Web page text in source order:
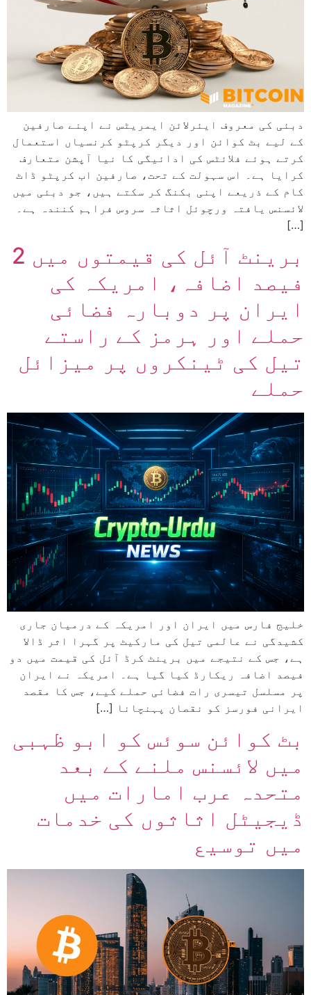
دبئی کی معروف ایئرلائن ایمریٹس نے اپنے صارفین
کے لیے بٹ کوائن اور دیگر کرپٹو کرنسیاں استعمال
کرتے ہوئے فلائٹس کی ادائیگی کا نیا آپشن متعارف
کرایا ہے۔ اس سہولت کے تحت، صارفین اب کرپٹو ڈاٹ
کام کے ذریعے اپنی بکنگ کر سکتے ہیں، جو دبئی میں
لائسنس یافتہ ورچوئل اثاثہ سروس فراہم کنندہ ہے۔
[…]
برینٹ آئل کی قیمتوں میں 2
فیصد اضافہ، امریکہ کی
ایران پر دوبارہ فضائی
حملے اور ہرمز کے راستے
تیل کی ٹینکروں پر میزائل
حملے
خلیج فارس میں ایران اور امریکہ کے درمیان جاری
کشیدگی نے عالمی تیل کی مارکیٹ پر گہرا اثر ڈالا
ہے، جس کے نتیجے میں برینٹ کرڈ آئل کی قیمت میں دو
فیصد اضافہ ریکارڈ کیا گیا ہے۔ امریکہ نے ایران
پر مسلسل تیسری رات فضائی حملے کیے، جس کا مقصد
ایرانی فورسز کو نقصان پہنچانا […]
بٹ کوائن سوئس کو ابو ظہبی
میں لائسنس ملنے کے بعد
متحدہ عرب امارات میں
ڈیجیٹل اثاثوں کی خدمات
میں توسیع